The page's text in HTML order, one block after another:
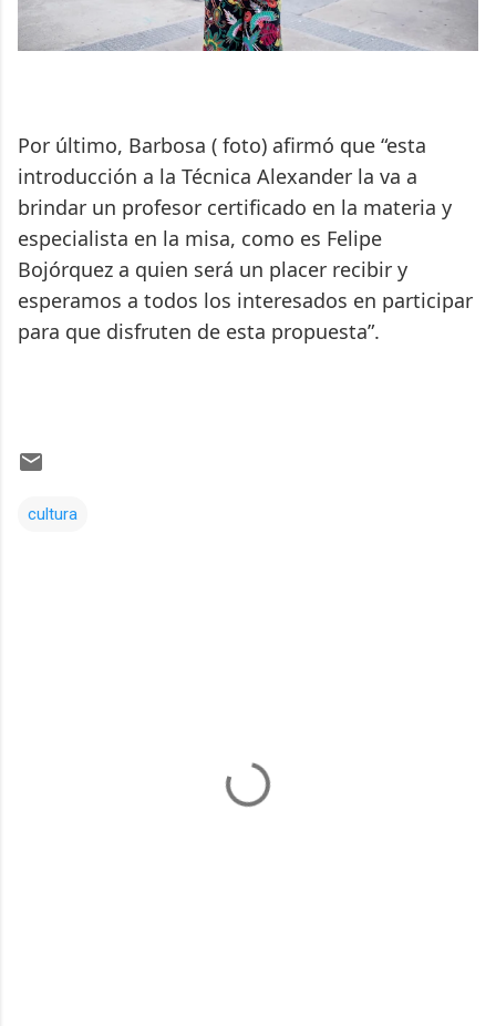
Por último, Barbosa ( foto) afirmó que “esta
introducción a la Técnica Alexander la va a
brindar un profesor certificado en la materia y
especialista en la misa, como es Felipe
Bojórquez a quien será un placer recibir y
esperamos a todos los interesados en participar
para que disfruten de esta propuesta”.
cultura